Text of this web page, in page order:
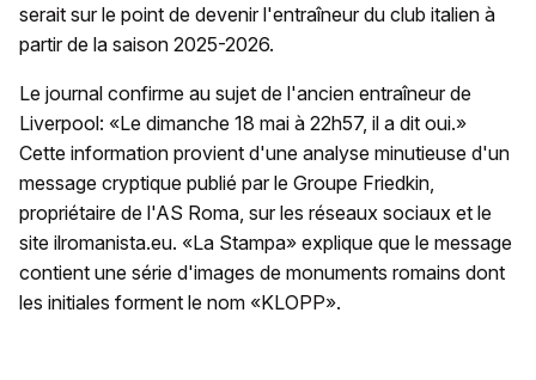
serait sur le point de devenir l'entraîneur du club italien à
partir de la saison 2025-2026.
Le journal confirme au sujet de l'ancien entraîneur de
Liverpool: «Le dimanche 18 mai à 22h57, il a dit oui.»
Cette information provient d'une analyse minutieuse d'un
message cryptique publié par le Groupe Friedkin,
propriétaire de l'AS Roma, sur les réseaux sociaux et le
site ilromanista.eu. «La Stampa» explique que le message
contient une série d'images de monuments romains dont
les initiales forment le nom «KLOPP».